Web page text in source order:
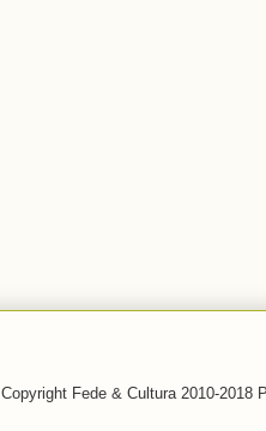
Copyright Fede & Cultura 2010-2018